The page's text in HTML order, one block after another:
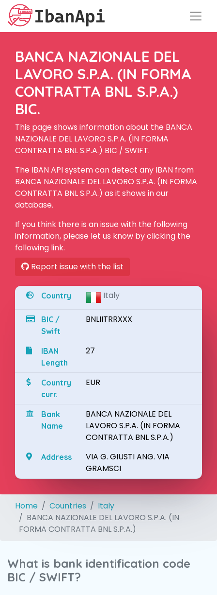
BANCA NAZIONALE DEL
LAVORO S.P.A. (IN FORMA
CONTRATTA BNL S.P.A.)
BIC.
This page shows information about the BANCA
NAZIONALE DEL LAVORO S.P.A. (IN FORMA
CONTRATTA BNL S.P.A.) BIC / SWIFT.
The IBAN API system can detect any IBAN from
BANCA NAZIONALE DEL LAVORO S.P.A. (IN FORMA
CONTRATTA BNL S.P.A.) as it shows in our
database.
If you think there is an issue with the following
information, please let us know by clicking the
following link.
Report issue with the list
Country Italy
BIC /
Swift
BNLIITRRXXX
IBAN
Length
27
Country
curr.
EUR
Bank
Name
BANCA NAZIONALE DEL
LAVORO S.P.A. (IN FORMA
CONTRATTA BNL S.P.A.)
Address
VIA G. GIUSTI ANG. VIA
GRAMSCI
Home Countries
Italy
BANCA NAZIONALE DEL LAVORO S.P.A. (IN
FORMA CONTRATTA BNL S.P.A.)
What is bank identification code
BIC / SWIFT?